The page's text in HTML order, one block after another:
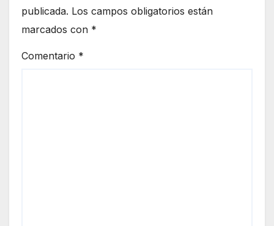
publicada. Los campos obligatorios están
marcados con *
Comentario *